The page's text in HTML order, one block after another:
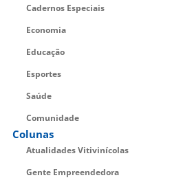
Cadernos Especiais
Economia
Educação
Esportes
Saúde
Comunidade
Colunas
Atualidades Vitivinícolas
Gente Empreendedora